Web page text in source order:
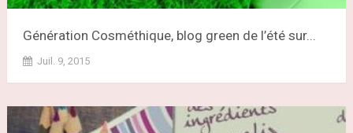
Génération Cosméthique, blog green de l’été sur...
Juil. 9, 2015